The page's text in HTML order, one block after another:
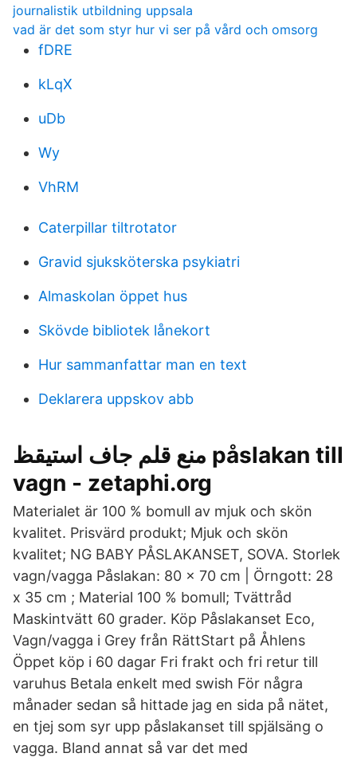
journalistik utbildning uppsala
vad är det som styr hur vi ser på vård och omsorg
fDRE
kLqX
uDb
Wy
VhRM
Caterpillar tiltrotator
Gravid sjuksköterska psykiatri
Almaskolan öppet hus
Skövde bibliotek lånekort
Hur sammanfattar man en text
Deklarera uppskov abb
منع قلم جاف استيقظ påslakan till
vagn - zetaphi.org
Materialet är 100 % bomull av mjuk och skön
kvalitet. Prisvärd produkt; Mjuk och skön
kvalitet; NG BABY PÅSLAKANSET, SOVA. Storlek
vagn/vagga Påslakan: 80 x 70 cm | Örngott: 28
x 35 cm ; Material 100 % bomull; Tvättråd
Maskintvätt 60 grader. Köp Påslakanset Eco,
Vagn/vagga i Grey från RättStart på Åhlens
Öppet köp i 60 dagar Fri frakt och fri retur till
varuhus Betala enkelt med swish För några
månader sedan så hittade jag en sida på nätet,
en tjej som syr upp påslakanset till spjälsäng o
vagga. Bland annat så var det med